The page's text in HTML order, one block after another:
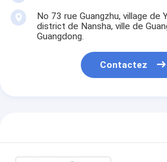
No 73 rue Guangzhu, village de
district de Nansha, ville de
Guangdong.
Contactez